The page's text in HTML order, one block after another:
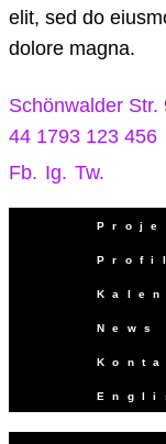
elit, sed do
dolore magna.
Schönwalder
44 1793 123 456
Fb. Ig. Tw.